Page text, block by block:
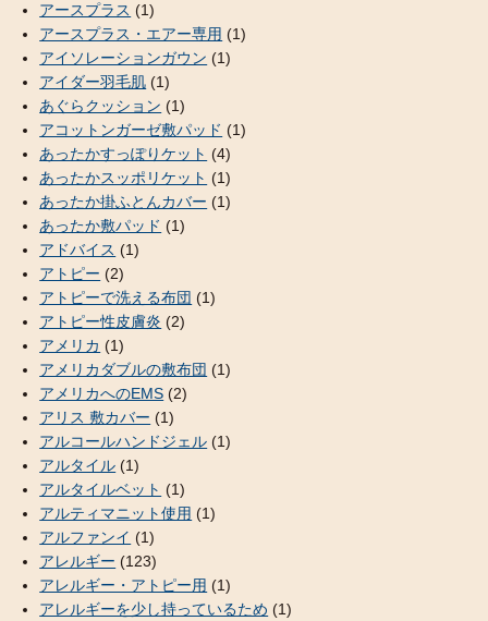
アースプラス (1)
アースプラス・エアー専用 (1)
アイソレーションガウン (1)
アイダー羽毛肌 (1)
あぐらクッション (1)
アコットンガーゼ敷パッド (1)
あったかすっぽりケット (4)
あったかスッポリケット (1)
あったか掛ふとんカバー (1)
あったか敷パッド (1)
アドバイス (1)
アトピー (2)
アトピーで洗える布団 (1)
アトピー性皮膚炎 (2)
アメリカ (1)
アメリカダブルの敷布団 (1)
アメリカへのEMS (2)
アリス 敷カバー (1)
アルコールハンドジェル (1)
アルタイル (1)
アルタイルベット (1)
アルティマニット使用 (1)
アルファンイ (1)
アレルギー (123)
アレルギー・アトピー用 (1)
アレルギーを少し持っているため (1)